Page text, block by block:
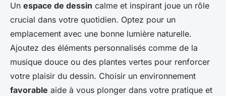
Un espace de dessin calme et inspirant joue un rôle
crucial dans votre quotidien. Optez pour un
emplacement avec une bonne lumière naturelle.
Ajoutez des éléments personnalisés comme de la
musique douce ou des plantes vertes pour renforcer
votre plaisir du dessin. Choisir un environnement
favorable aide à vous plonger dans votre pratique et